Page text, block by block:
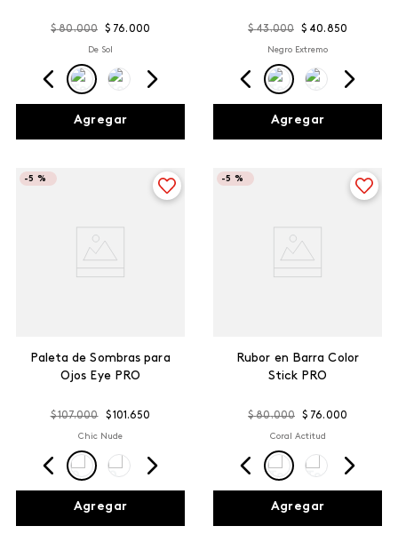
$ 80.000 $ 76.000
De Sol
Agregar
$ 43.000 $ 40. 850
Negro Extremo
Agregar
Paleta de Sombras para
Ojos Eye PRO
-5 %
$107.000 $101 .650
Chic Nude
Agregar
Rubor en Barra Color
Stick PRO
-5 %
$ 80.000 $ 76.000
Coral Actitud
Agregar